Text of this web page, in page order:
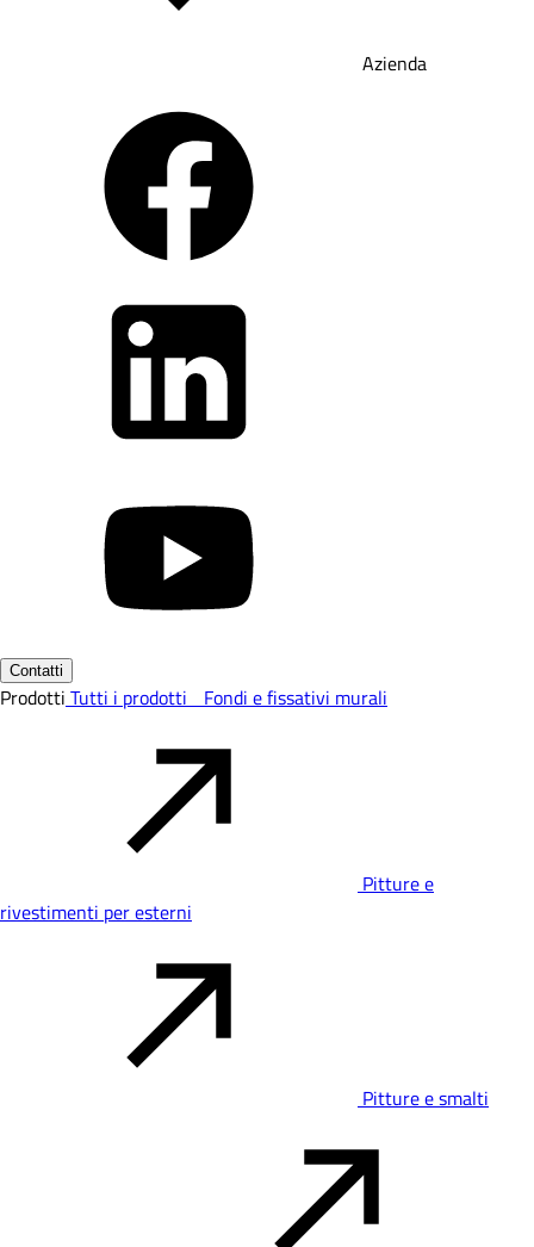
Azienda
Contatti
Prodotti Tutti i prodotti Fondi e fissativi murali
Pitture e
rivestimenti per esterni
Pitture e smalti